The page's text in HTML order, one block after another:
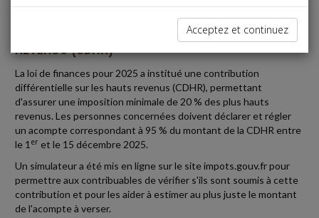
CONTRIBUTION DIFFÉRENTIELLE SUR LES HAUTS
REVENUS (CDHR)
La loi de finances pour 2025 a institué une contribution
différentielle sur les hauts revenus (CDHR), permettant
d'assurer une imposition minimale de 20 % des plus hauts
revenus. Les personnes concernées doivent déclarer et régler
un acompte correspondant à 95 % du montant de la CDHR entre
le 1 er et le 15 décembre 2025.
Un simulateur a été mis en ligne sur le site impots.gouv.fr pour
permettre aux contribuables de vérifier s'ils sont soumis à cette
contribution et pour les aider à estimer au plus juste le montant
de l'acompte à verser.
Acceptez et continuez